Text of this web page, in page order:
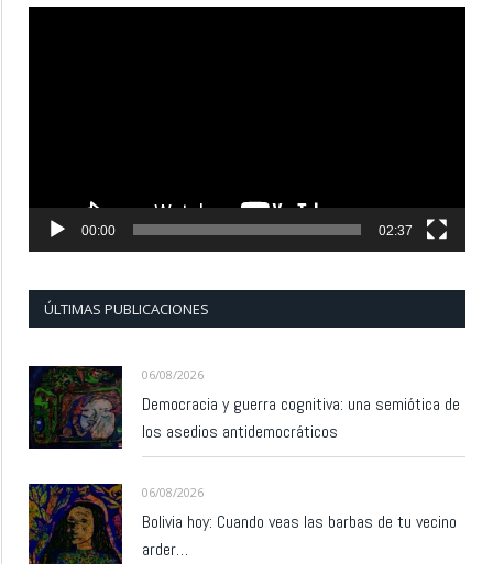
00:00 02:37
ÚLTIMAS PUBLICACIONES
06/08/2026
Democracia y guerra cognitiva: una semiótica de
los asedios antidemocráticos
06/08/2026
Bolivia hoy: Cuando veas las barbas de tu vecino
arder…